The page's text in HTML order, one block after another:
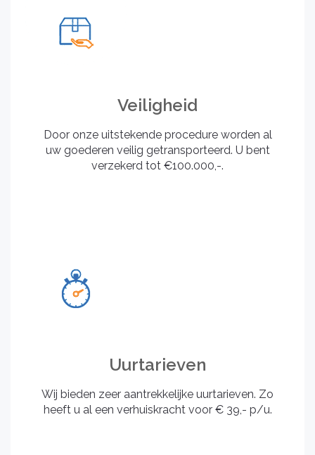
Veiligheid
Door onze uitstekende procedure worden al
uw goederen veilig getransporteerd. U bent
verzekerd tot €100.000,-.
Uurtarieven
Wij bieden zeer aantrekkelijke uurtarieven. Zo
heeft u al een verhuiskracht voor € 39,- p/u.